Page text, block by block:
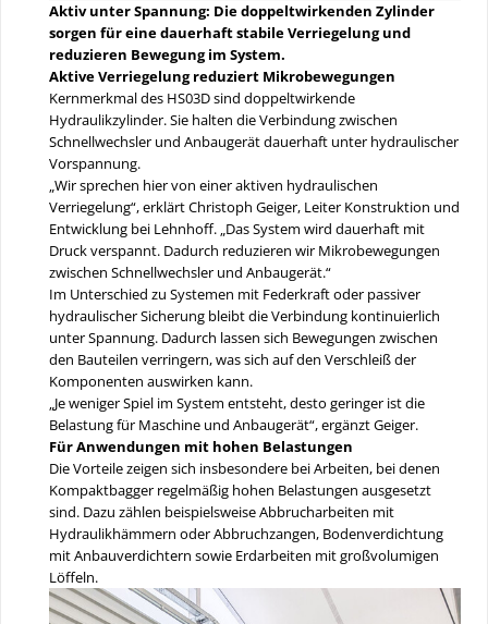
Aktiv unter Spannung: Die doppeltwirkenden Zylinder
sorgen für eine dauerhaft stabile Verriegelung und
reduzieren Bewegung im System.
Aktive Verriegelung reduziert Mikrobewegungen
Kernmerkmal des HS03D sind doppeltwirkende
Hydraulikzylinder. Sie halten die Verbindung zwischen
Schnellwechsler und Anbaugerät dauerhaft unter hydraulischer
Vorspannung.
„Wir sprechen hier von einer aktiven hydraulischen
Verriegelung“, erklärt Christoph Geiger, Leiter Konstruktion und
Entwicklung bei Lehnhoff. „Das System wird dauerhaft mit
Druck verspannt. Dadurch reduzieren wir Mikrobewegungen
zwischen Schnellwechsler und Anbaugerät.“
Im Unterschied zu Systemen mit Federkraft oder passiver
hydraulischer Sicherung bleibt die Verbindung kontinuierlich
unter Spannung. Dadurch lassen sich Bewegungen zwischen
den Bauteilen verringern, was sich auf den Verschleiß der
Komponenten auswirken kann.
„Je weniger Spiel im System entsteht, desto geringer ist die
Belastung für Maschine und Anbaugerät“, ergänzt Geiger.
Für Anwendungen mit hohen Belastungen
Die Vorteile zeigen sich insbesondere bei Arbeiten, bei denen
Kompaktbagger regelmäßig hohen Belastungen ausgesetzt
sind. Dazu zählen beispielsweise Abbrucharbeiten mit
Hydraulikhämmern oder Abbruchzangen, Bodenverdichtung
mit Anbauverdichtern sowie Erdarbeiten mit großvolumigen
Löffeln.